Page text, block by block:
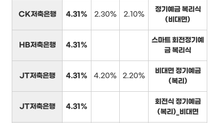
CK저축은행 4.31% 2.30% 2.10%
정기예금 복리식
(비대면)
HB저축은행 4.31%
스마트 회전정기예
금 복리식
JT저축은행 4.31% 4.20% 2.20%
비대면 정기예금
(복리)
JT저축은행 4.31%
회전식 정기예금
(복리)_비대면